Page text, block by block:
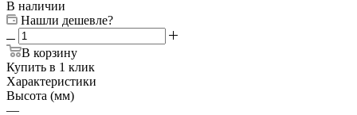
В наличии
Нашли дешевле?
В корзину
Купить в 1 клик
Характеристики
Высота (мм)
—